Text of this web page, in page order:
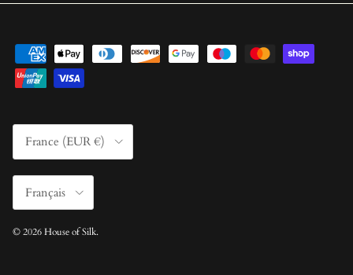
Pays
France (EUR €)
Langue
Français
© 2026House of Silk.